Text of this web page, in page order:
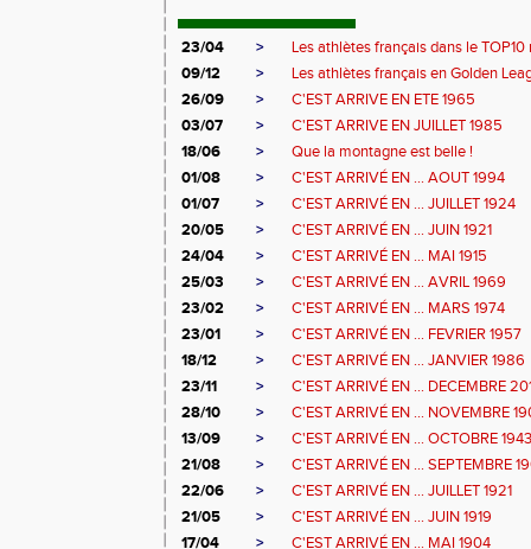
23/04 >
Les athlètes français dans le TOP10
09/12
>
Les athlètes français en Golden
26/09
>
C'EST ARRIVE EN ETE 1965
03/07
>
C'EST ARRIVE EN JUILLET 1985
18/06
>
Que la montagne est belle !
01/08
>
C'EST ARRIVÉ EN ... AOUT 1994
01/07
>
C'EST ARRIVÉ EN ... JUILLET 1924
20/05
>
C'EST ARRIVÉ EN ... JUIN 1921
24/04
>
C'EST ARRIVÉ EN ... MAI 1915
25/03
>
C'EST ARRIVÉ EN ... AVRIL 1969
23/02
>
C'EST ARRIVÉ EN ... MARS 1974
23/01
>
C'EST ARRIVÉ EN ... FEVRIER 1957
18/12
>
C'EST ARRIVÉ EN ... JANVIER 1986
23/11
>
C'EST ARRIVÉ EN ... DECEMBRE
28/10
>
C'EST ARRIVÉ EN ... NOVEMBRE
13/09
>
C'EST ARRIVÉ EN ... OCTOBRE 1943
21/08
>
C'EST ARRIVÉ EN ... SEPTEMBRE
22/06
>
C'EST ARRIVÉ EN ... JUILLET 1921
21/05
>
C'EST ARRIVÉ EN ... JUIN 1919
17/04
>
C'EST ARRIVÉ EN ... MAI 1904